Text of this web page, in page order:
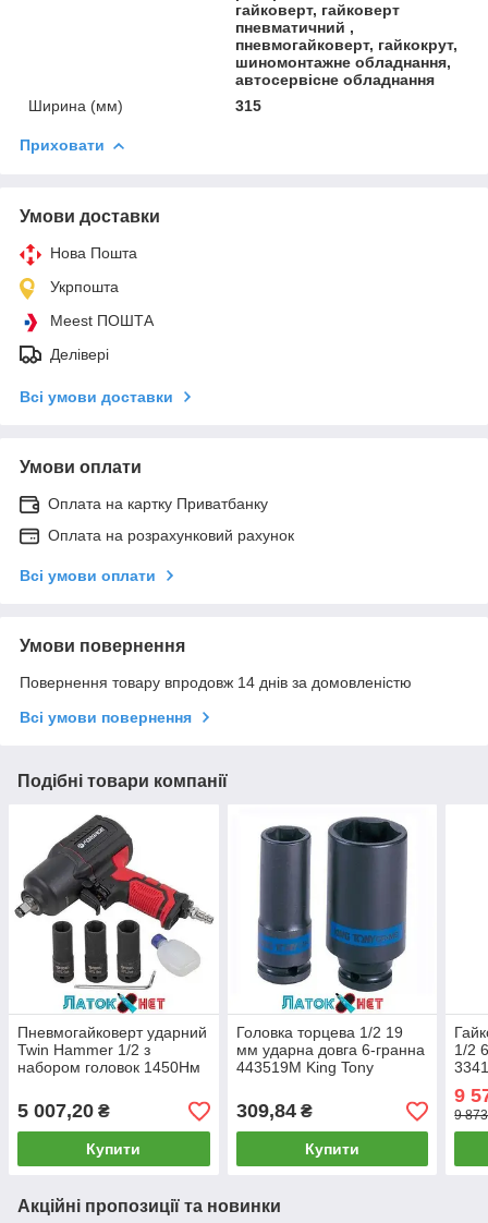
гайковерт, гайковерт
пневматичний ,
пневмогайковерт, гайкокрут,
шиномонтажне обладнання,
автосервісне обладнання
Ширина (мм)
315
Приховати
Умови доставки
Нова Пошта
Укрпошта
Meest ПОШТА
Делівері
Всі умови доставки
Умови оплати
Оплата на картку Приватбанку
Оплата на розрахунковий рахунок
Всі умови оплати
Умови повернення
Повернення товару впродовж 14 днів за домовленістю
Всі умови повернення
Подібні товари компанії
Пневмогайковерт ударний
Twin Hammer 1/2 з
набором головок 1450Hм
Forsage
5 007,20 ₴
Купити
Головка торцева 1/2 19
мм ударна довга 6-гранна
443519M King Tony
309,84₴
Купити
1/2
9
9
Акційні пропозиції та новинки